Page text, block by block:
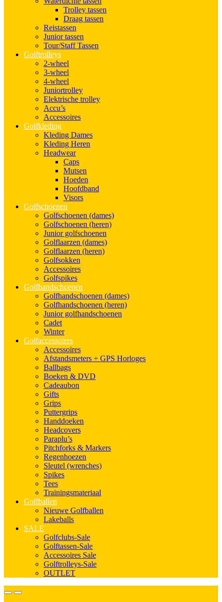
Trolley tassen
Draag tassen
Reistassen
Junior tassen
Tour/Staff Tassen
Golftrolleys
2-wheel
3-wheel
4-wheel
Juniortrolley
Elektrische trolley
Accu’s
Accessoires
Golfkleding
Kleding Dames
Kleding Heren
Headwear
Caps
Mutsen
Hoeden
Hoofdband
Visors
Golfschoenen
Golfschoenen (dames)
Golfschoenen (heren)
Junior golfschoenen
Golflaarzen (dames)
Golflaarzen (heren)
Golfsokken
Accessoires
Golfspikes
Golfhandschoenen
Golfhandschoenen (dames)
Golfhandschoenen (heren)
Junior golfhandschoenen
Cadet
Winter
Golfaccessoires
Accessoires
Afstandsmeters + GPS Horloges
Ballbags
Boeken & DVD
Cadeaubon
Gifts
Grips
Puttergrips
Handdoeken
Headcovers
Paraplu’s
Pitchforks & Markers
Regenhoezen
Sleutel (wrenches)
Spikes
Tees
Trainingsmateriaal
Golfballen
Nieuwe Golfballen
Lakeballs
SALE
Golfclubs-Sale
Golftassen-Sale
Accessoires Sale
Golftrolleys-Sale
OUTLET